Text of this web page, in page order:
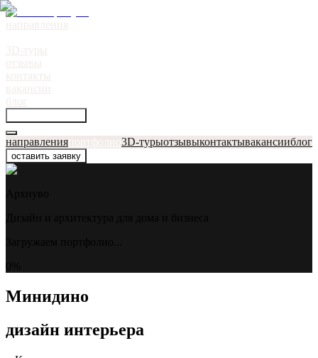
направления 3D-турыотзывыконтактывакансииблог
оставить заявку
Минидино
дизайн интерьера